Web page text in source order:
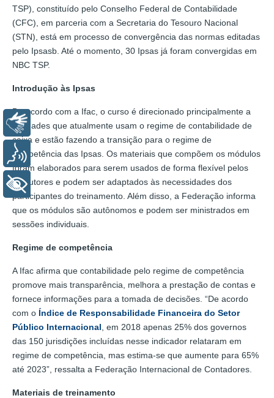
TSP), constituído pelo Conselho Federal de Contabilidade
(CFC), em parceria com a Secretaria do Tesouro Nacional
(STN), está em processo de convergência das normas editadas
pelo Ipsasb. Até o momento, 30 Ipsas já foram convergidas em
NBC TSP.
Introdução às Ipsas
De acordo com a Ifac, o curso é direcionado principalmente a
entidades que atualmente usam o regime de contabilidade de
caixa e estão fazendo a transição para o regime de
competência das Ipsas. Os materiais que compõem os módulos
foram elaborados para serem usados de forma flexível pelos
instrutores e podem ser adaptados às necessidades dos
participantes do treinamento. Além disso, a Federação informa
que os módulos são autônomos e podem ser ministrados em
sessões individuais.
Regime de competência
A Ifac afirma que contabilidade pelo regime de competência
promove mais transparência, melhora a prestação de contas e
fornece informações para a tomada de decisões. “De acordo
com o Índice de Responsabilidade Financeira do Setor
Público Internacional , em 2018 apenas 25% dos governos
das 150 jurisdições incluídas nesse indicador relataram em
regime de competência, mas estima-se que aumente para 65%
até 2023”, ressalta a Federação Internacional de Contadores.
Materiais de treinamento
Libras
Voz
+ Acessibilidade